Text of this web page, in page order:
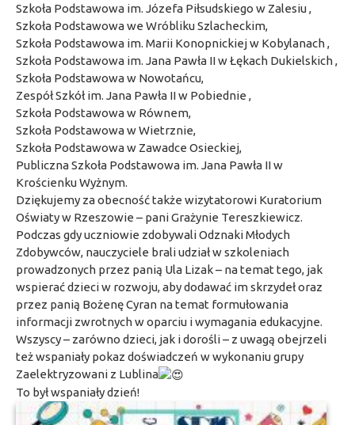
Szkoła Podstawowa im. Józefa Piłsudskiego w Zalesiu,
Szkoła Podstawowa we Wróbliku Szlacheckim,
Szkoła Podstawowa im. Marii Konopnickiej w Kobylanach,
Szkoła Podstawowa im. Jana Pawła II w Łękach Dukielskich,
Szkoła Podstawowa w Nowotańcu,
Zespół Szkół im. Jana Pawła II w Pobiednie ,
Szkoła Podstawowa w Równem,
Szkoła Podstawowa w Wietrznie,
Szkoła Podstawowa w Zawadce Osieckiej,
Publiczna Szkoła Podstawowa im. Jana Pawła II w
Krościenku Wyżnym.
Dziękujemy za obecność także wizytatorowi Kuratorium
Oświaty w Rzeszowie – pani Grażynie Tereszkiewicz.
Podczas gdy uczniowie zdobywali Odznaki Młodych
Zdobywców, nauczyciele brali udział w szkoleniach
prowadzonych przez panią Ula Lizak– na temat tego, jak
wspierać dzieci w rozwoju, aby dodawać im skrzydeł oraz
przez panią Bożenę Cyran na temat formułowania
informacji zwrotnych w oparciu i wymagania edukacyjne.
Wszyscy – zarówno dzieci, jak i dorośli – z uwagą obejrzeli
też wspaniały pokaz doświadczeń w wykonaniu grupy
Zaelektryzowani z Lublina
To był wspaniały dzień!